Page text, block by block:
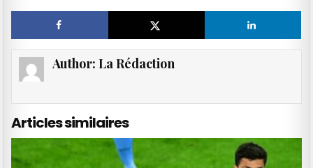
Author: La Rédaction
Articles similaires